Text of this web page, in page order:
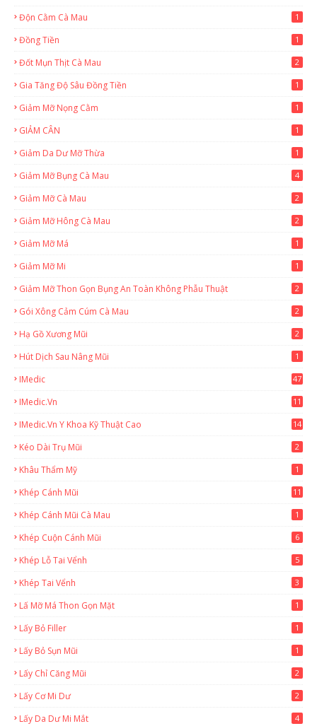
Độn Cằm Cà Mau
1
Đồng Tiền 1
Đốt Mụn Thịt Cà Mau 2
Gia Tăng Độ Sâu Đồng Tiền 1
Giảm Mỡ Nọng Cằm 1
GIẢM CÂN 1
Giảm Da Dư Mỡ Thừa 1
Giảm Mỡ Bụng Cà Mau 4
Giảm Mỡ Cà Mau 2
Giảm Mỡ Hông Cà Mau 2
Giảm Mỡ Má 1
Giảm Mỡ Mi 1
Giảm Mỡ Thon Gọn Bụng An Toàn Không Phẫu Thuật 2
Gói Xông Cảm Cúm Cà Mau 2
Hạ Gồ Xương Mũi 2
Hút Dịch Sau Nâng Mũi 1
IMedic 47
IMedic.vn
11
IMedic.vn Y Khoa Kỹ Thuật Cao 14
Kéo Dài Trụ Mũi 2
Khâu Thẩm Mỹ 1
Khép Cánh Mũi 11
Khép Cánh Mũi Cà Mau 1
Khép Cuộn Cánh Mũi 6
Khép Lỗ Tai Vểnh 5
Khép Tai Vểnh 3
Lấ Mỡ Má Thon Gọn Mặt 1
Lấy Bỏ Filler 1
Lấy Bỏ Sụn Mũi 1
Lấy Chỉ Căng Mũi 2
Lấy Cơ Mi Dư 2
Lấy Da Dư Mi Mắt 4